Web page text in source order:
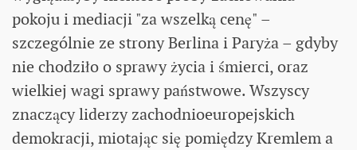
pokoju i mediacji "za wszelką cenę" –
szczególnie ze strony Berlina i Paryża – gdyby
nie chodziło o sprawy życia i śmierci, oraz
wielkiej wagi sprawy państwowe. Wszyscy
znaczący liderzy zachodnioeuropejskich
demokracji, miotając się pomiędzy Kremlem a